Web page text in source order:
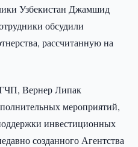
Узбекистан Джамшид
обсудили
рассчитанную на
ГЧП, Вернер Липак
мероприятий,
инвестиционных
созданного Агентства